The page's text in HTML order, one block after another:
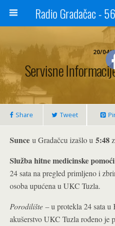
20/04/
Servisne
Share Tweet
Sunce u Gradačcu izašlo u 5:48
Služba hitne medicinske
24 sata na pregled primljeno i
osoba upućena u UKC Tuzla.
Porodilište – u protekla 24 sata
akušerstvo UKC Tuzla rođeno je